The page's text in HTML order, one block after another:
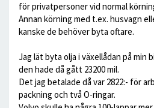
för privatpersoner vid normal
Annan körning med t.ex. husvagn
kanske de behöver byta oftare.
Jag lät byta olja i växellådan på min
den hade då gått 23200 mil.
Det jag betalade då var 2822:- för
packning och två O-ringar.